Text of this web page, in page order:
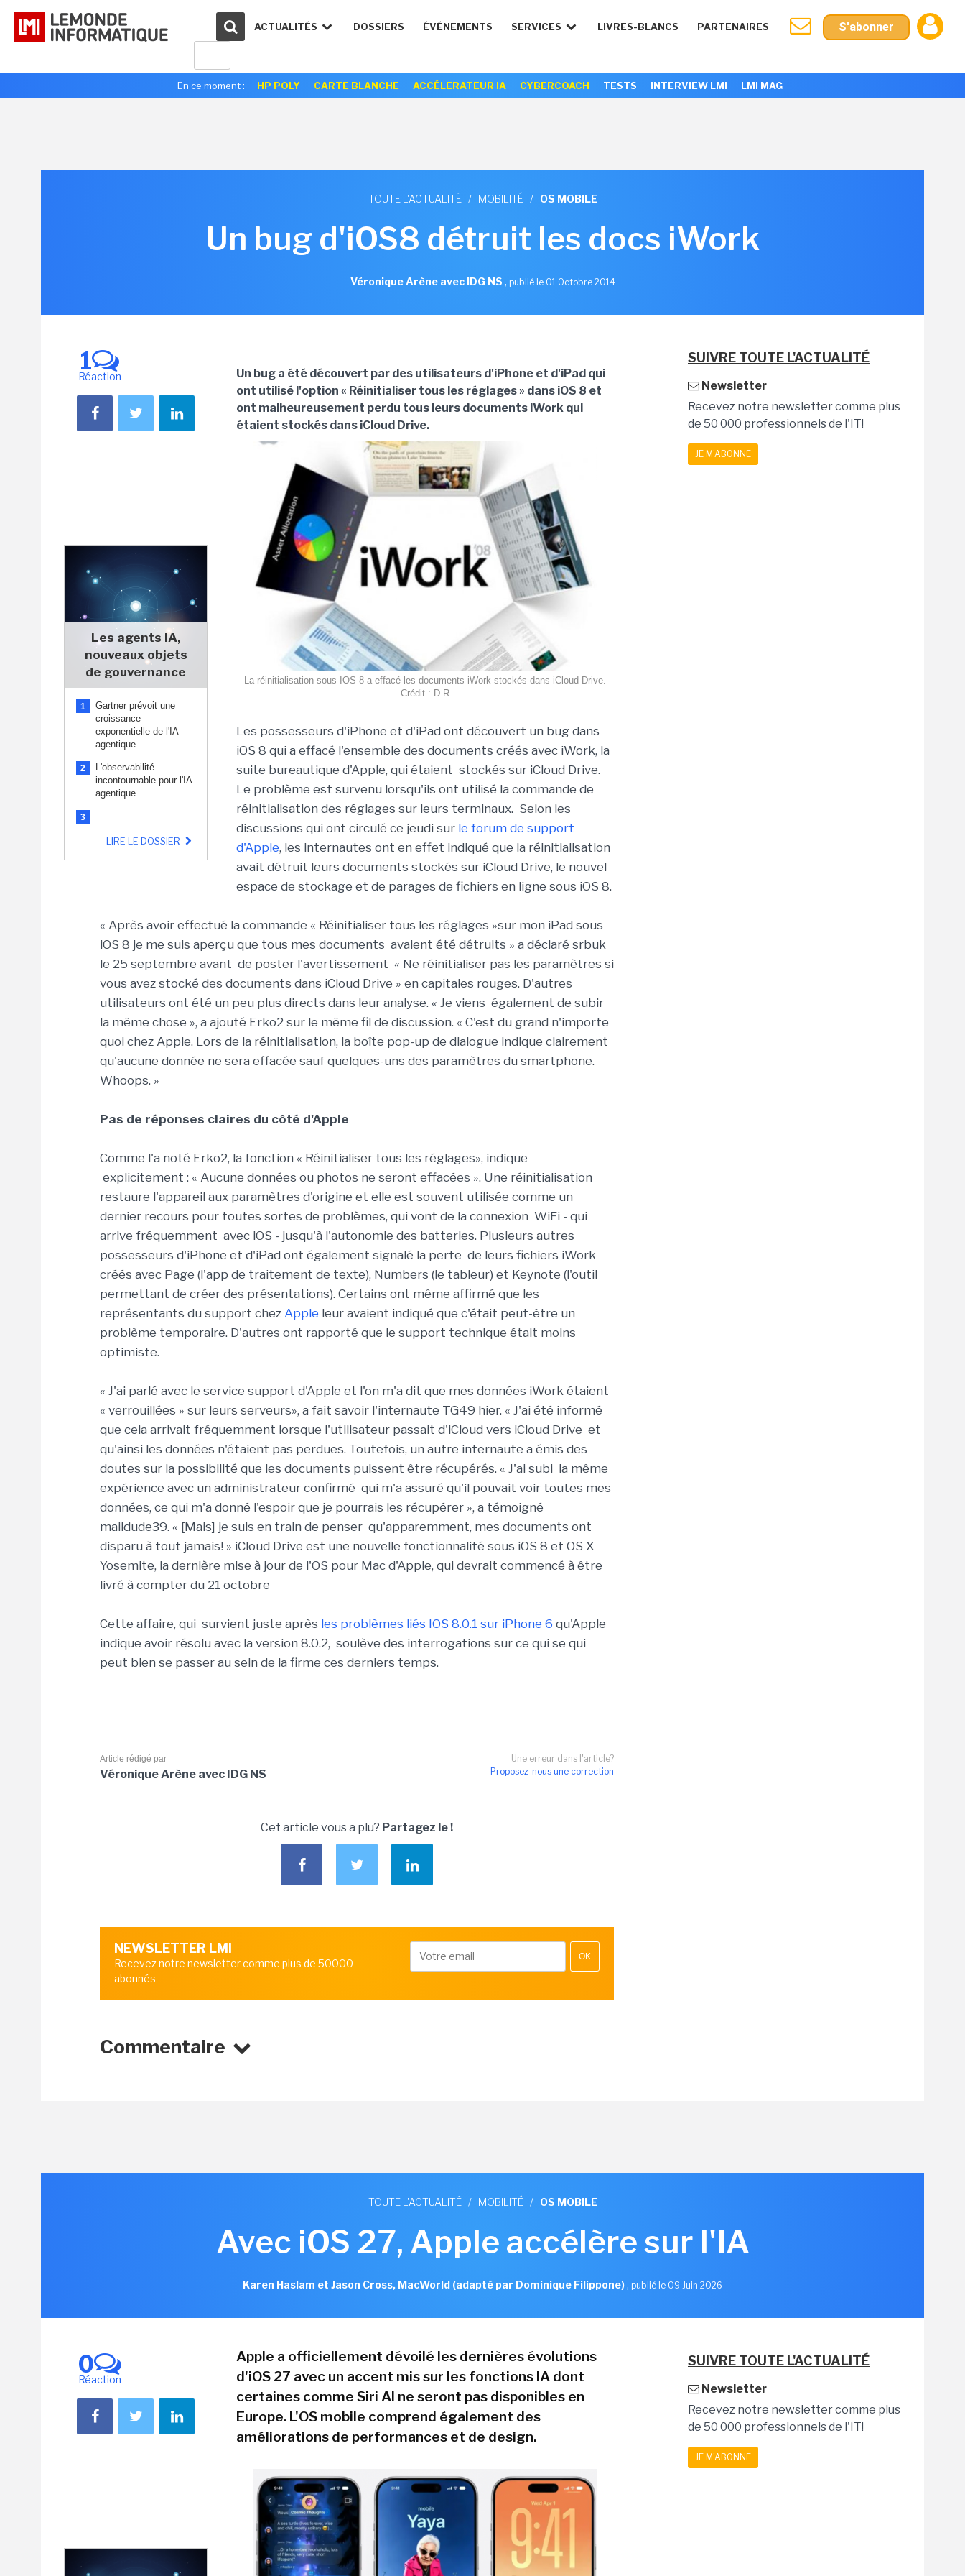
ACTUALITÉS DOSSIERS ÉVÉNEMENTS SERVICES LIVRES-BLANCS PARTENAIRES S'abonner
En ce moment : HP POLY CARTE BLANCHE ACCÉLERATEUR IA CYBERCOACH TESTS INTERVIEW LMI LMI MAG
TOUTE L'ACTUALITÉ / MOBILITÉ / OS MOBILE
Un bug d'iOS8 détruit les docs iWork
Véronique Arène avec IDG NS , publié le 01 Octobre 2014
1
Réaction
Les agents IA,
nouveaux objets
de gouvernance
1
Gartner prévoit une
croissance
exponentielle de l'IA
agentique
2
L'observabilité
incontournable pour l'IA
agentique
3 ...
LIRE LE DOSSIER
Un bug a été découvert par des utilisateurs d'iPhone et d'iPad qui
ont utilisé l'option « Réinitialiser tous les réglages » dans iOS 8 et
ont malheureusement perdu tous leurs documents iWork qui
étaient stockés dans iCloud Drive.
La réinitialisation sous IOS 8 a effacé les documents iWork stockés dans iCloud Drive.
Crédit : D.R
Les possesseurs d'iPhone et d'iPad ont découvert un bug dans
iOS 8 qui a effacé l'ensemble des documents créés avec iWork, la
suite bureautique d'Apple, qui étaient stockés sur iCloud Drive.
Le problème est survenu lorsqu'ils ont utilisé la commande de
réinitialisation des réglages sur leurs terminaux. Selon les
discussions qui ont circulé ce jeudi sur le forum de support
d'Apple, les internautes ont en effet indiqué que la réinitialisation
avait détruit leurs documents stockés sur iCloud Drive, le nouvel
espace de stockage et de parages de fichiers en ligne sous iOS 8.
« Après avoir effectué la commande « Réinitialiser tous les réglages »sur mon iPad sous
iOS 8 je me suis aperçu que tous mes documents avaient été détruits » a déclaré srbuk
le 25 septembre avant de poster l'avertissement « Ne réinitialiser pas les paramètres si
vous avez stocké des documents dans iCloud Drive » en capitales rouges. D'autres
utilisateurs ont été un peu plus directs dans leur analyse. « Je viens également de subir
la même chose », a ajouté Erko2 sur le même fil de discussion. « C'est du grand n'importe
quoi chez Apple. Lors de la réinitialisation, la boîte pop-up de dialogue indique clairement
qu'aucune donnée ne sera effacée sauf quelques-uns des paramètres du smartphone.
Whoops. »
Pas de réponses claires du côté d'Apple
Comme l'a noté Erko2, la fonction « Réinitialiser tous les réglages», indique
explicitement : « Aucune données ou photos ne seront effacées ». Une réinitialisation
restaure l'appareil aux paramètres d'origine et elle est souvent utilisée comme un
dernier recours pour toutes sortes de problèmes, qui vont de la connexion WiFi - qui
arrive fréquemment avec iOS - jusqu'à l'autonomie des batteries. Plusieurs autres
possesseurs d'iPhone et d'iPad ont également signalé la perte de leurs fichiers iWork
créés avec Page (l'app de traitement de texte), Numbers (le tableur) et Keynote (l'outil
permettant de créer des présentations). Certains ont même affirmé que les
représentants du support chez Apple leur avaient indiqué que c'était peut-être un
problème temporaire. D'autres ont rapporté que le support technique était moins
optimiste.
« J'ai parlé avec le service support d'Apple et l'on m'a dit que mes données iWork étaient
« verrouillées » sur leurs serveurs», a fait savoir l'internaute TG49 hier. « J'ai été informé
que cela arrivait fréquemment lorsque l'utilisateur passait d'iCloud vers iCloud Drive et
qu'ainsi les données n'étaient pas perdues. Toutefois, un autre internaute a émis des
doutes sur la possibilité que les documents puissent être récupérés. « J'ai subi la même
expérience avec un administrateur confirmé qui m'a assuré qu'il pouvait voir toutes mes
données, ce qui m'a donné l'espoir que je pourrais les récupérer », a témoigné
maildude39. « [Mais] je suis en train de penser qu'apparemment, mes documents ont
disparu à tout jamais! » iCloud Drive est une nouvelle fonctionnalité sous iOS 8 et OS X
Yosemite, la dernière mise à jour de l'OS pour Mac d'Apple, qui devrait commencé à être
livré à compter du 21 octobre
Cette affaire, qui survient juste après les problèmes liés IOS 8.0.1 sur iPhone 6 qu'Apple
indique avoir résolu avec la version 8.0.2, soulève des interrogations sur ce qui se qui
peut bien se passer au sein de la firme ces derniers temps.
Une erreur dans l'article?
Proposez-nous une correction
Article rédigé par
Véronique Arène avec IDG NS
Cet article vous a plu? Partagez le !
NEWSLETTER LMI
Recevez notre newsletter comme plus de 50000
abonnés
OK
Commentaire
SUIVRE TOUTE L'ACTUALITÉ
Newsletter
Recevez notre newsletter comme plus
de 50 000 professionnels de l'IT!
JE M'ABONNE
TOUTE L'ACTUALITÉ / MOBILITÉ / OS MOBILE
Avec iOS 27, Apple accélère sur l'IA
Karen Haslam et Jason Cross, MacWorld (adapté par Dominique Filippone), publié le 09 Juin 2026
0
Réaction
Apple a officiellement dévoilé les dernières évolutions
d'iOS 27 avec un accent mis sur les fonctions IA dont
certaines comme Siri AI ne seront pas disponibles en
Europe. L'OS mobile comprend également des
améliorations de performances et de design.
SUIVRE TOUTE L'ACTUALITÉ
Newsletter
Recevez notre newsletter comme plus
de 50 000 professionnels de l'IT!
JE M'ABONNE